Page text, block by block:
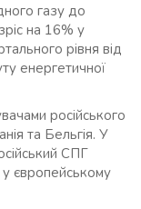
газу до
на 16% у
рівня від
енергетичної
російського
та Бельгія. У
СПГ
у європейському